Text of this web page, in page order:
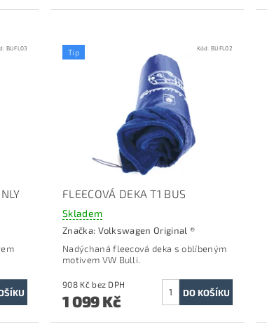
BUFL03 Tip Kód:BUFL02
FLEECOVÁ DEKA T1 BUS
Skladem
Značka: Volkswagen Original ®
Nadýchaná fleecová deka s oblíbeným
motivem VW Bulli.
908 Kč bez DPH
1 099 Kč